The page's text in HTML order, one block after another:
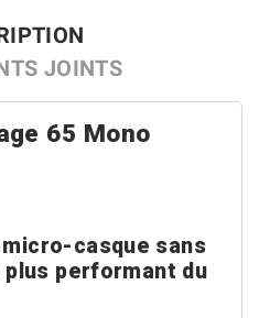
JOINTS
65 Mono
casque sans
performant du